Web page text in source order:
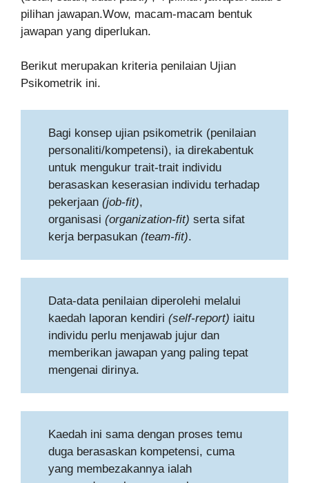
pilihan jawapan.Wow, macam-macam bentuk
jawapan yang diperlukan.
Berikut merupakan kriteria penilaian Ujian
Psikometrik ini.
Bagi konsep ujian psikometrik (penilaian
personaliti/kompetensi), ia direkabentuk
untuk mengukur trait-trait individu
berasaskan keserasian individu terhadap
pekerjaan(job-fit),
organisasi(organization-fit) serta sifat
kerja berpasukan(team-fit).
Data-data penilaian diperolehi melalui
kaedah laporan kendiri(self-report) iaitu
individu perlu menjawab jujur dan
memberikan jawapan yang paling tepat
mengenai dirinya.
Kaedah ini sama dengan proses temu
duga berasaskan kompetensi, cuma
yang membezakannya ialah